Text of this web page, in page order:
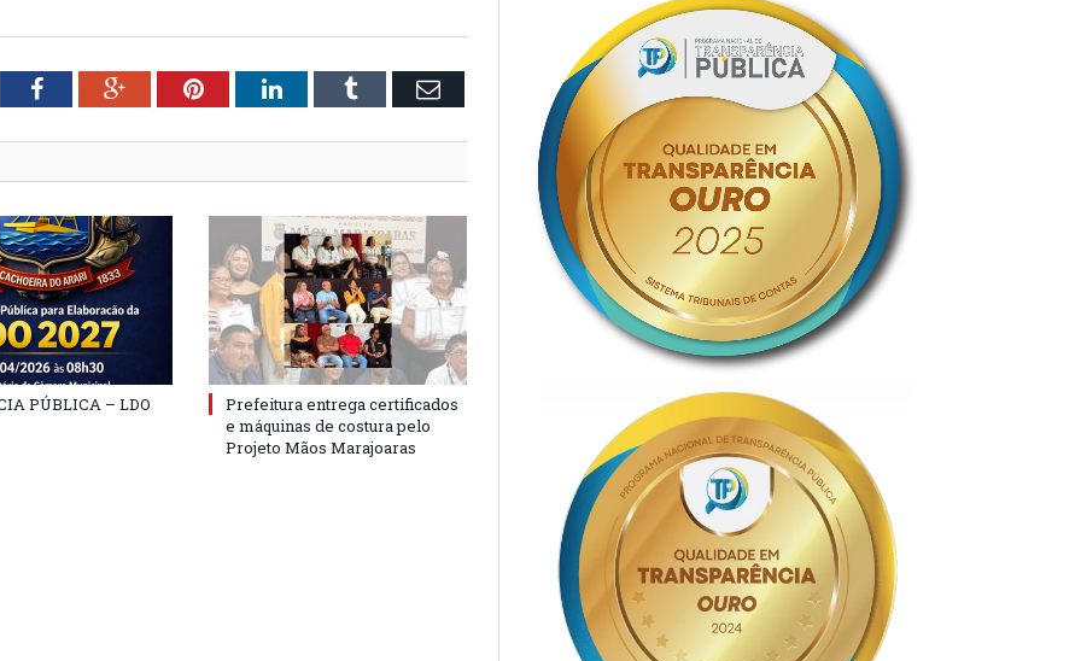
FacebookGoogle+PinterestLinkedInTumblr Email
PÚBLICA – LDO
Prefeitura entrega certificados
e máquinas de costura pelo
Projeto Mãos Marajoaras